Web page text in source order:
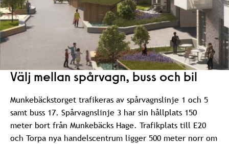
Välj mellan spårvagn, buss och bil
Munkebäckstorget trafikeras av spårvagnslinje 1 och 5
samt buss 17. Spårvagnslinje 3 har sin hållplats 150
meter bort från Munkebäcks Hage. Trafikplats till E20
och Torpa nya handelscentrum ligger 500 meter norr om